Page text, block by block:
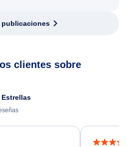
publicaciones
clientes sobre
Estrellas